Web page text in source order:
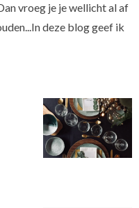
vroeg je je wellicht al af
deze blog geef ik